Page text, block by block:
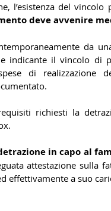
l’esistenza del
deve avvenire
da
indicante il vincolo di
di realizzazione
richiesti la
in capo al
attestazione sulla
effettivamente a suo